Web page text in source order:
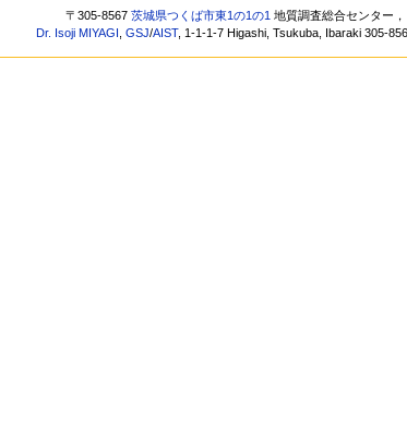
〒305-8567茨城県つくば市東1の1の1 地質調査総合センター
Dr. Isoji MIYAGI
,GSJ/AIST, 1-1-1-7 Higashi, Tsukuba, Ibaraki 305-